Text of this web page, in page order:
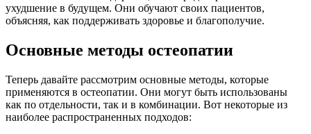
ухудшение в будущем. Они обучают своих пациентов,
объясняя, как поддерживать здоровье и благополучие.
Основные методы остеопатии
Теперь давайте рассмотрим основные методы, которые
применяются в остеопатии. Они могут быть использованы
как по отдельности, так и в комбинации. Вот некоторые из
наиболее распространенных подходов: